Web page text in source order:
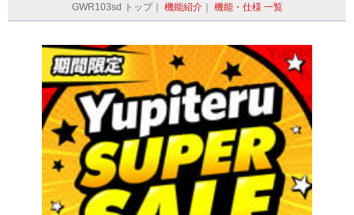
GWR103sd トップ｜ 機能紹介｜ 機能・仕様 一覧